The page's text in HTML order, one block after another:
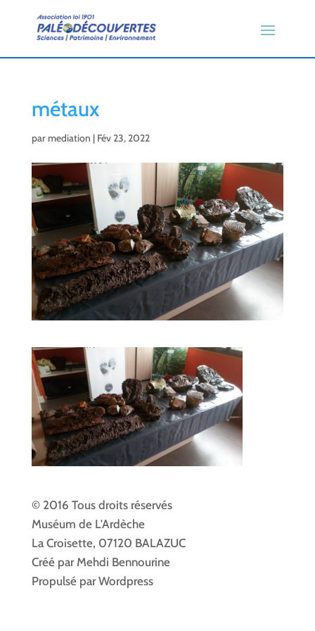
métaux
parmediation | Fév 23, 2022
© 2016 Tous droits réservés
Muséum de L'Ardèche
La Croisette, 07120 BALAZUC
Créé par Mehdi Bennourine
Propulsé par Wordpress